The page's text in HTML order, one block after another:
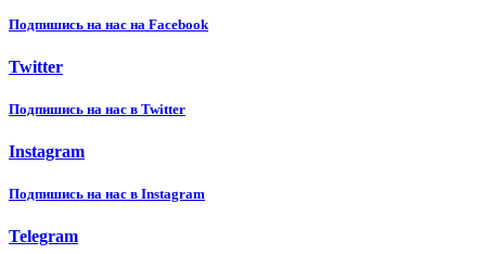
Подпишиcь на нас на Facebook
Twitter
Подпишиcь на нас в Twitter
Instagram
Подпишиcь на нас в Instagram
Telegram